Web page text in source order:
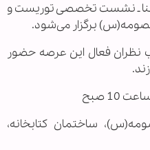
ـ نشست تخصصی توریست و
برگزار می‌شود.
فعال این عرصه حضور
ساختمان کتابخانه،